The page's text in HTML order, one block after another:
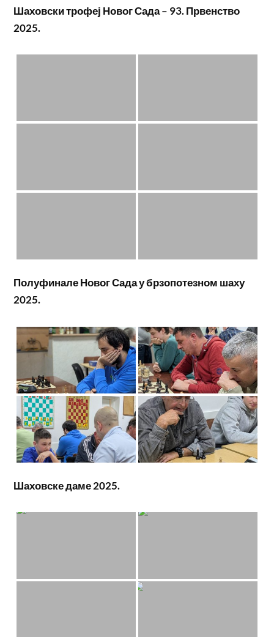
Шаховски трофеј Новог Сада – 93. Првенство
2025.
Полуфинале Новог Сада у брзопотезном шаху
2025.
Шаховске даме 2025.